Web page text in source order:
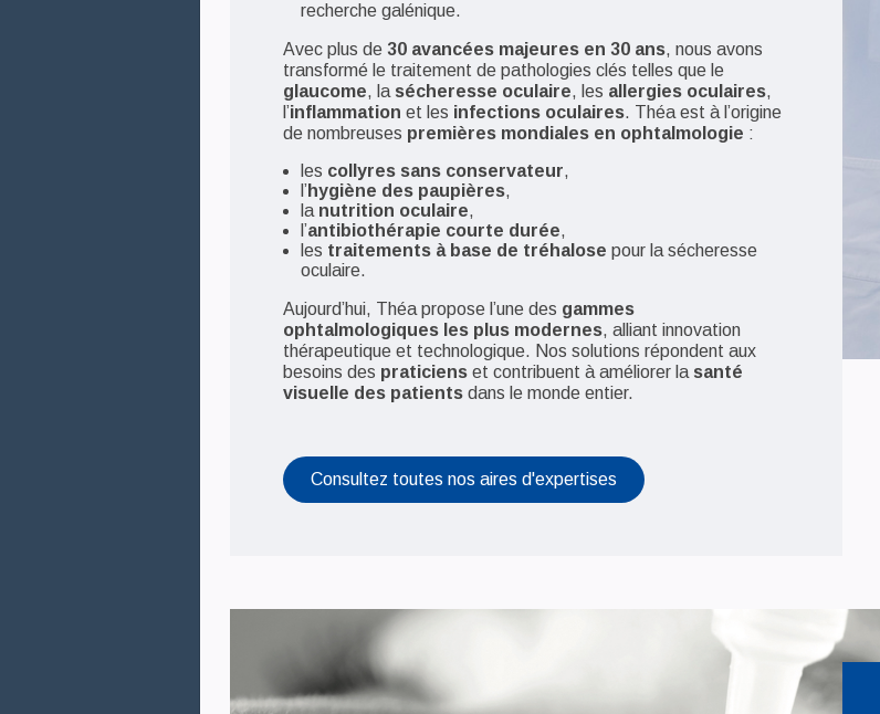
recherche galénique.
Avec plus de 30 avancées majeures en 30 ans, nous avons
transformé le traitement de pathologies clés telles que le
glaucome, la sécheresse oculaire, les allergies oculaires,
l’inflammation et les infections oculaires. Théa est à l’origine
de nombreuses premières mondiales en ophtalmologie :
les collyres sans conservateur,
l’hygiène des paupières,
la nutrition oculaire,
l’antibiothérapie courte durée,
les traitements à base de tréhalose pour la sécheresse
oculaire.
Aujourd’hui, Théa propose l’une des gammes
ophtalmologiques les plus modernes, alliant innovation
thérapeutique et technologique. Nos solutions répondent aux
besoins des praticiens et contribuent à améliorer la santé
visuelle des patients dans le monde entier.
Consultez toutes nos aires d'expertises